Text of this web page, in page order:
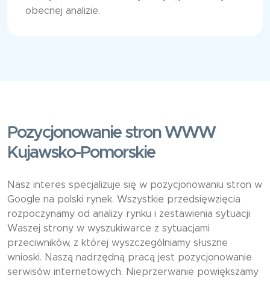
obecnej analizie.
Pozycjonowanie stron WWW
Kujawsko-Pomorskie
Nasz interes specjalizuje się w pozycjonowaniu stron w
Google na polski rynek. Wszystkie przedsięwzięcia
rozpoczynamy od analizy rynku i zestawienia sytuacji
Waszej strony w wyszukiwarce z sytuacjami
przeciwników, z której wyszczególniamy słuszne
wnioski. Naszą nadrzędną pracą jest pozycjonowanie
serwisów internetowych. Nieprzerwanie powiększamy